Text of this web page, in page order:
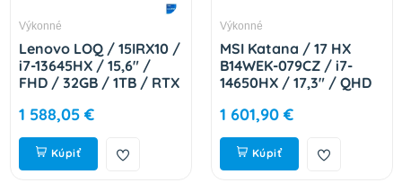
Výkonné
Lenovo LOQ / 15IRX10 /
i7-13645HX / 15,6" /
FHD / 32GB / 1TB / RTX
2R 83JE01C7CK
1 588,05 €
Kúpiť
Výkonné
MSI Katana / 17 HX
B14WEK-079CZ / i7-
14650HX / 17,3" / QHD
5050 / W11H / Black /
2R 9S7-17L791-079
1 601,90 €
Kúpiť